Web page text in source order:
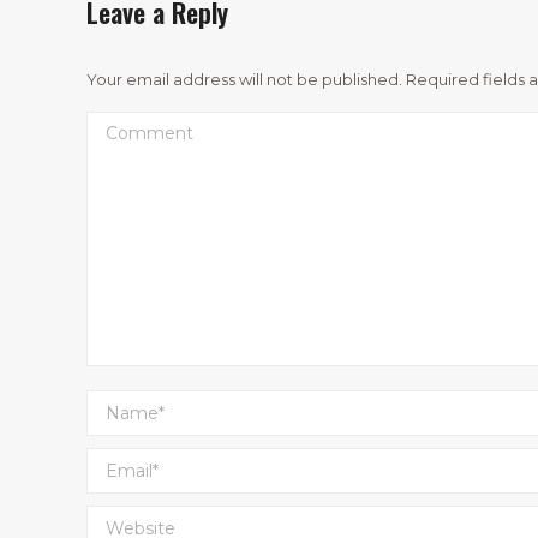
Leave a Reply
Your email address will not be published. Required fields
Comment
Name *
Email *
Website